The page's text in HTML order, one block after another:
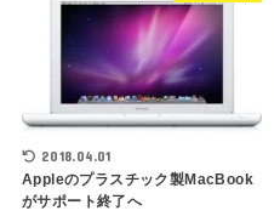
2018.04.01
Appleのプラスチック製MacBook
がサポート終了へ